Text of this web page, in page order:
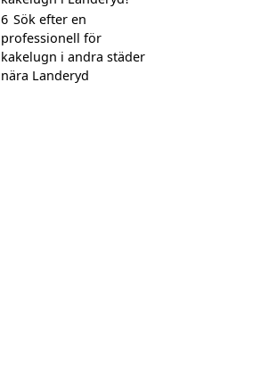
6 Sök efter en
professionell för
kakelugn i andra städer
nära Landeryd